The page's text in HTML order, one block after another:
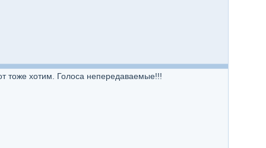
тоже хотим. Голоса непередаваемые!!!